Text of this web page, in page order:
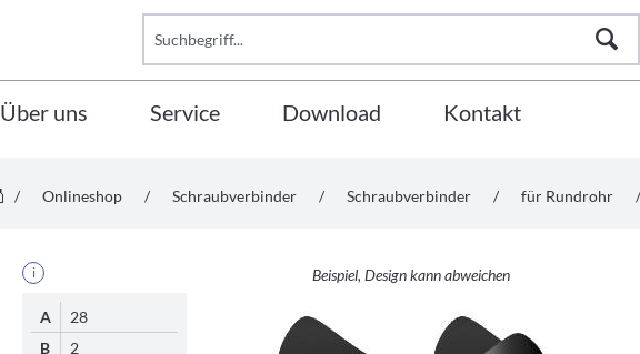
Über uns Service Download Kontakt
/ Onlineshop / Schraubverbinder / Schraubverbinder / für Rundrohr /
i
A
28
B
2
Beispiel, Design kann abweichen